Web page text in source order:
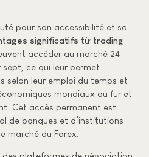
pour son accessibilité et sa
significatifs từ trading
accéder au marché 24
sept, ce qui leur permet
selon leur emploi du temps et
mondiaux au fur et
Cet accès permanent est
de banques et d’institutions
marché du Forex.